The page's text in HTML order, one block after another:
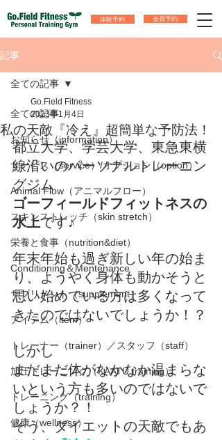
体験予約 会員予約
記事
全ての記事
お知らせ（information）
サービス（service）/オプション（option）
Animal Flow（アニマルフロー）
スキンストレッチ（skin stretch）
栄養と食事（nutrition&diet）
Conditioning＆Mentenance
サプリメント（supplement）
アイテム（item）
トレーナー（trainer）／スタッフ（staff）
加圧トレーニング（KAATU training）
トレーニング（training）
健康（wellness）
全ての記事
私の天敵『冷え』超簡単な予防法！
Go.Field Fitness
2023年1月4日
都立大学、学芸大学、東急東横
線沿いのパーソナルトレーニン
グジム
ゴーフィールドフィットネスの
水上です♪
年末年始も過ぎ新しい年の始ま
り、ようやく身体も動かそうと
思い始めている方は多くなって
きたのではないでしょうか！？
しかし
まだまだ体がなかなか温まらな
いという方も多いのではないで
しょうか？！
そう、ダイエットの天敵でもあ